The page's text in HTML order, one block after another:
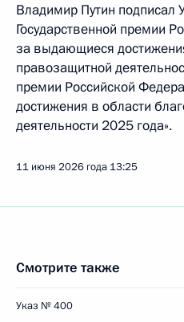
Владимир Путин подписал
Государственной премии
за выдающиеся
правозащитной
премии Российской
достижения в области
деятельности 2025 года».
11 июня 2026 года 13:25
Смотрите также
Указ № 400